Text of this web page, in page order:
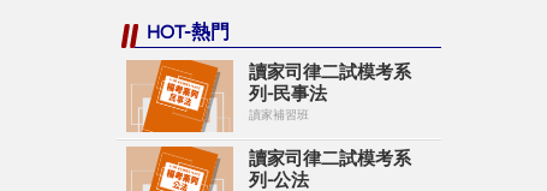
HOT-熱門
讀家司律二試模考系
列-民事法
讀家補習班
讀家司律二試模考系
列-公法